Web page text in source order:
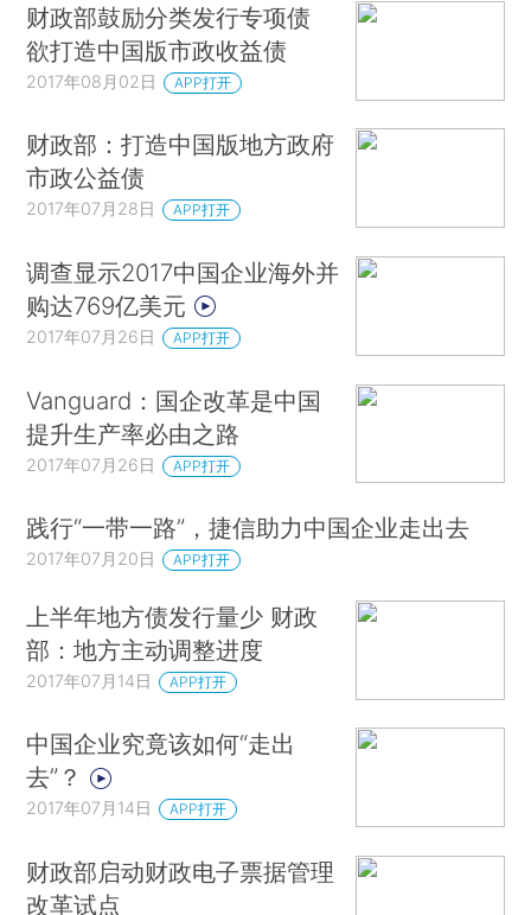
财政部鼓励分类发行专项债
欲打造中国版市政收益债
2017年08月02日 APP打开
财政部：打造中国版地方政府
市政公益债
2017年07月28日 APP打开
调查显示2017中国企业海外并
购达769亿美元
2017年07月26日 APP打开
Vanguard：国企改革是中国
提升生产率必由之路
2017年07月26日 APP打开
践行“一带一路”，捷信助力中国企业走出去
2017年07月20日 APP打开
上半年地方债发行量少 财政
部：地方主动调整进度
2017年07月14日 APP打开
中国企业究竟该如何“走出
去”？
2017年07月14日 APP打开
财政部启动财政电子票据管理
改革试点